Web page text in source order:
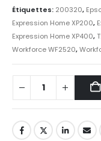
Étiquettes: 200320,
Expression Home XP200,
Expression Home XP400,
Workforce WF2520,